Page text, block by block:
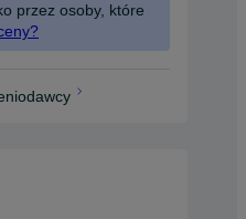
przez osoby, które